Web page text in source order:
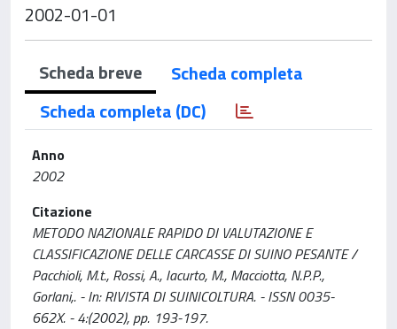
2002-01-01
Scheda breve
Scheda completa
Scheda completa (DC)
Anno
2002
Citazione
METODO NAZIONALE RAPIDO DI VALUTAZIONE E
CLASSIFICAZIONE DELLE CARCASSE DI SUINO PESANTE /
Pacchioli, M.t., Rossi, A., Iacurto, M., Macciotta, N.P.P.,
Gorlani,. - In: RIVISTA DI SUINICOLTURA. - ISSN 0035-
662X. - 4:(2002), pp. 193-197.